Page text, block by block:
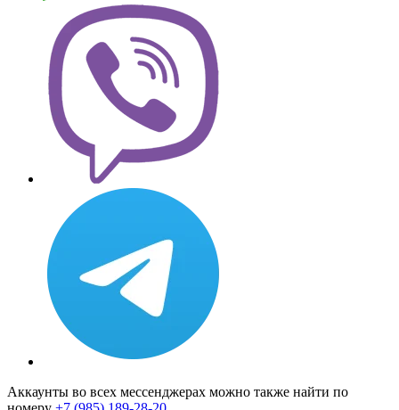
Аккаунты во всех мессенджерах можно также найти по